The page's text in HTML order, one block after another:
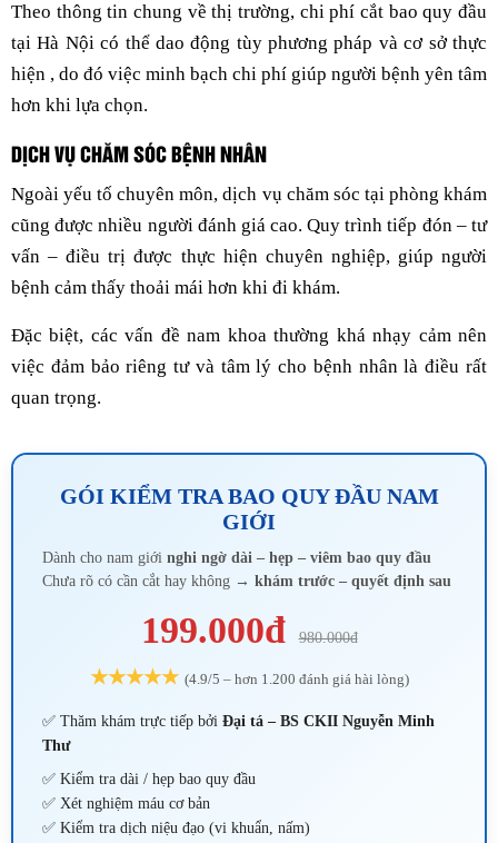
Theo thông tin chung về thị trường, chi phí cắt bao quy đầu
tại Hà Nội có thể dao động tùy phương pháp và cơ sở thực
hiện , do đó việc minh bạch chi phí giúp người bệnh yên tâm
hơn khi lựa chọn.
DỊCH VỤ CHĂM SÓC BỆNH NHÂN
Ngoài yếu tố chuyên môn, dịch vụ chăm sóc tại phòng khám
cũng được nhiều người đánh giá cao. Quy trình tiếp đón – tư
vấn – điều trị được thực hiện chuyên nghiệp, giúp người
bệnh cảm thấy thoải mái hơn khi đi khám.
Đặc biệt, các vấn đề nam khoa thường khá nhạy cảm nên
việc đảm bảo riêng tư và tâm lý cho bệnh nhân là điều rất
quan trọng.
GÓI KIỂM TRA BAO QUY ĐẦU NAM
GIỚI
Dành cho nam giới nghi ngờ dài – hẹp – viêm bao quy đầu
Chưa rõ có cần cắt hay không → khám trước – quyết định sau
199.000đ 980.000đ
★★★★★ (4.9/5 – hơn 1.200 đánh giá hài lòng)
✅ Thăm khám trực tiếp bởi Đại tá – BS CKII Nguyễn Minh
Thư
✅ Kiểm tra dài / hẹp bao quy đầu
✅ Xét nghiệm máu cơ bản
✅ Kiểm tra dịch niệu đạo (vi khuẩn, nấm)